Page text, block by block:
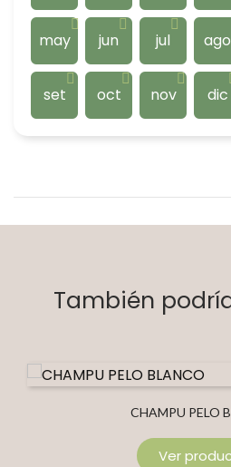
may jun jul ago
set oct nov dic
También
CHAMPU PELO
Ver